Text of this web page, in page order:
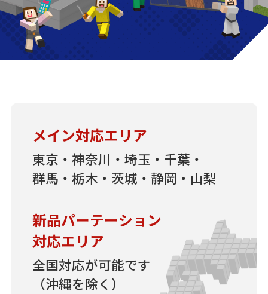
メイン対応エリア
東京・神奈川・埼玉・千葉・
群馬・栃木・茨城・静岡・山梨
新品パーテーション
対応エリア
全国対応が可能です
（沖縄を除く）